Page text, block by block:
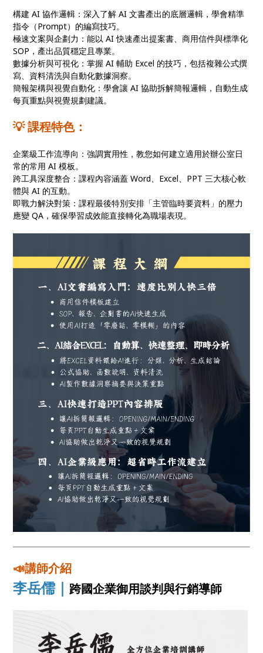
構建 AI 協作邏輯：深入了解 AI 文書產出的底層邏輯，學會精準
指令（Prompt）的編寫技巧。
極速文案與企劃力：能以 AI 快速產出提案書、商用信件與標準化
SOP，產出品質穩定且專業。
數據分析與可視化：掌握 AI 輔助 Excel 的技巧，包括複雜公式撰
寫、資料清洗與自動化數據洞察。
簡報架構與視覺自動化：學會讓 AI 協助拆解簡報邏輯，自動生成
每頁重點與視覺規劃建議。
💡 課程特色：
企業級工作流導向：強調實用性，教您如何建立適用於辦公室日
常的常用 AI 模板。
跨工具深度整合：課程內容涵蓋 Word、Excel、PPT 三大核心軟
體與 AI 的互動。
即戰力解決對策：課程最後特別安排「主管臨時要資料」的壓力
應變 QA，確保學習成效能直接轉化為職場表現。
📣講師介紹
李岳儒｜ 跨國企業御用談判與行銷導師